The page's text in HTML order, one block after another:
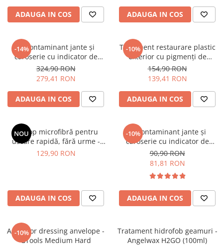
ADAUGA IN COS ADAUGA IN COS
-14%
Decontaminant jante și
caroserie cu indicator de
reacție - Shiny Garage D-Tox
One Iron Remover (5L)
324,90 RON
279,41 RON
ADAUGA IN COS
-10%
Tratament restaurare plastic
exterior cu pigmenți de
carbon, 56ml - Solution Finish
Black Trim Restorer (56ml)
154,90 RON
139,41 RON
ADAUGA IN COS
NOU
Prosop microfibră pentru
uscare rapidă, fără urme -
Liquid Elements Black Hole
129,90 RON
ADAUGA IN COS
-10%
Decontaminant jante și
caroserie cu indicator de
reacție (efect sângerare) -
Shiny Garage D-Tox One Iron
Remover (1L)
90,90 RON
81,81 RON
ADAUGA IN COS
-10%
Aplicator dressing anvelope -
GTools Medium Hard
Tratament hidrofob geamuri -
Angelwax H2GO (100ml)